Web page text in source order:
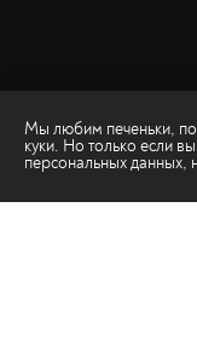
Мы любим печеньки,
куки. Но только если вы
персональных данных,